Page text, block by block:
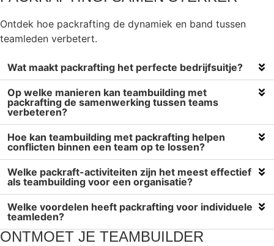
Ontdek hoe packrafting de dynamiek en band tussen
teamleden verbetert.
Wat maakt packrafting het perfecte bedrijfsuitje?
Op welke manieren kan teambuilding met
packrafting de samenwerking tussen teams
verbeteren?
Hoe kan teambuilding met packrafting helpen
conflicten binnen een team op te lossen?
Welke packraft-activiteiten zijn het meest effectief
als teambuilding voor een organisatie?
Welke voordelen heeft packrafting voor individuele
teamleden?
ONTMOET JE TEAMBUILDER